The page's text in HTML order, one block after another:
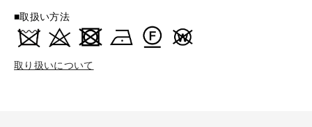
■取扱い方法
取り扱いについて